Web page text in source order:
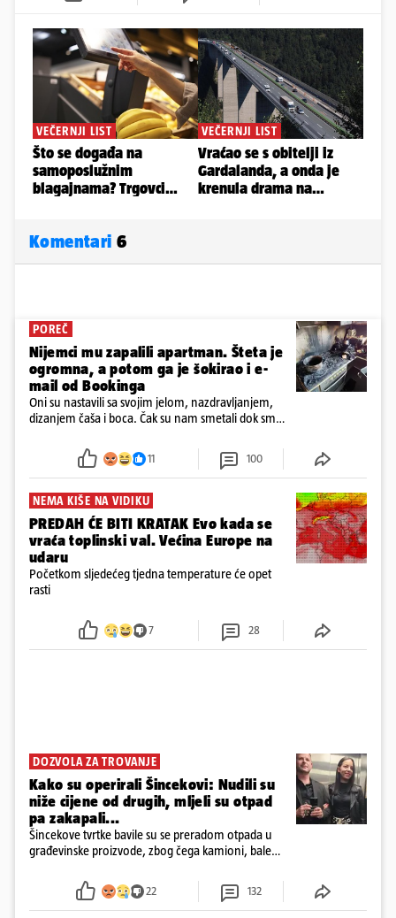
Komentari 6
POREČ
Nijemci mu zapalili apartman. Šteta je
ogromna, a potom ga je šokirao i e-
mail od Bookinga
Oni su nastavili sa svojim jelom, nazdravljanjem,
dizanjem čaša i boca. Čak su nam smetali dok smo
požar, rekao je vlasnik
11 100
NEMA KIŠE NA VIDIKU
PREDAH ĆE BITI KRATAK Evo kada se
vraća toplinski val. Većina Europe na
udaru
Početkom sljedećeg tjedna temperature će opet
rasti
7 28
DOZVOLA ZA TROVANJE
Kako su operirali Šincekovi: Nudili su
niže cijene od drugih, mljeli su otpad
pa zakapali...
Šincekove tvrtke bavile su se preradom otpada u
građevinske proizvode, zbog čega kamioni, bale
22 132